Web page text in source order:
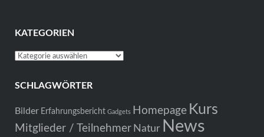
KATEGORIEN
Kategorien
SCHLAGWÖRTER
Bilder Erfahrungsbericht Gadgets Homepage Kurs
Mitglieder / Teilnehmer Natur News